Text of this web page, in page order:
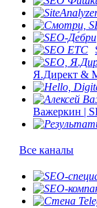
Я.Директ &
Важеркин |
Все каналы